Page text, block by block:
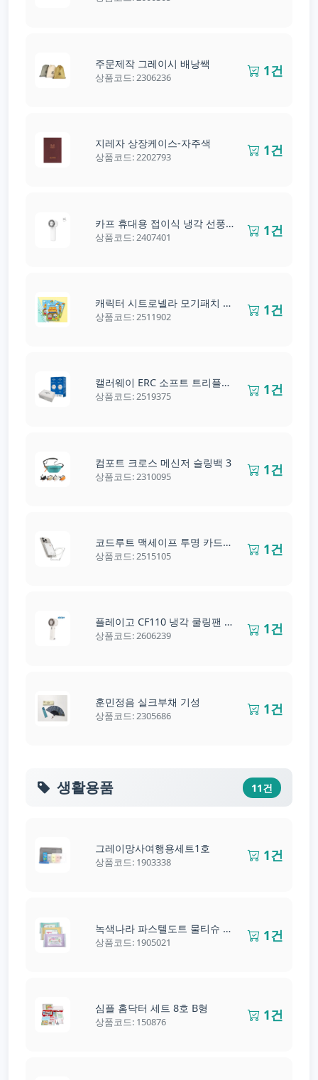
주문제작 그레이시 배낭쌕
상품코드: 2306236 1건
지레자 상장케이스-자주색
상품코드: 2202793 1건
카프 휴대용 접이식 냉각 선풍기
상품코드: 2407401 1건
캐릭터 시트로넬라 모기패치 썸머패치 12p Y2542
상품코드: 2511902 1건
캘러웨이 ERC 소프트 트리플트랙 화이트 6구
상품코드: 2519375 1건
컴포트 크로스 메신저 슬링백 3
상품코드: 2310095 1건
코드루트 맥세이프 투명 카드지갑
상품코드: 2515105 1건
플레이고 CF110 냉각 쿨링팬 고리형 3단 선풍기
상품코드: 2606239 1건
훈민정음 실크부채 기성
상품코드: 2305686 1건
생활용품 11건
그레이망사여행용세트1호
상품코드: 1903338 1건
녹색나라 파스텔도트 물티슈 10매, 20매
상품코드: 1905021 1건
심플 홈닥터 세트 8호 B형
상품코드: 150876 1건